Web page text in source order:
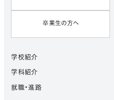
卒業生の方へ
学校紹介
学科紹介
就職・進路